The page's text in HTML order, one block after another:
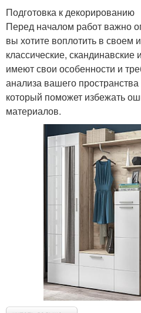
Подготовка к декорированию
Перед началом работ важно
вы хотите воплотить в
классические, скандинавские
имеют свои особенности и
анализа вашего
который поможет избежать
материалов.